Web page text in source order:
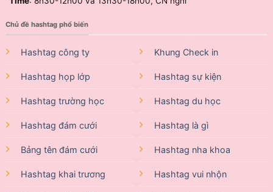
Chủ đề hashtag phổ biến
Hashtag công ty
Hashtag họp lớp
Hashtag trường học
Hashtag đám cưới
Bảng tên đám cưới
Hashtag khai trương
Khung Check in
Hashtag sự kiện
Hashtag du học
Hashtag là gì
Hashtag nha khoa
Hashtag vui nhộn